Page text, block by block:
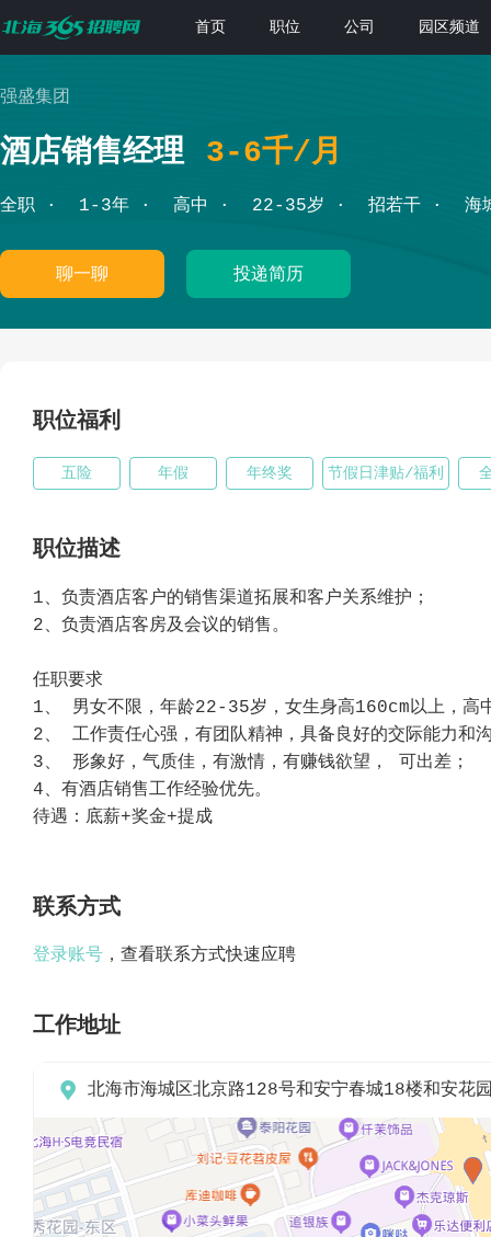
首页 职位 公司 园区频道
强盛集团
酒店销售经理 3-6千/月
全职 1-3年 高中 22-35岁 招若干 海
聊一聊 投递简历
职位福利
五险 年假 年终奖 节假日津贴/福利
职位描述
1、负责酒店客户的销售渠道拓展和客户关系维护；
2、负责酒店客房及会议的销售。
任职要求
1、 男女不限，年龄22-35岁，女生身高160cm以上，高
2、 工作责任心强，有团队精神，具备良好的交际能力和
3、 形象好，气质佳，有激情，有赚钱欲望， 可出差；
4、有酒店销售工作经验优先。
待遇：底薪+奖金+提成
联系方式
登录账号 ，查看联系方式快速应聘
工作地址
 北海市海城区北京路128号和安宁春城18楼和安花